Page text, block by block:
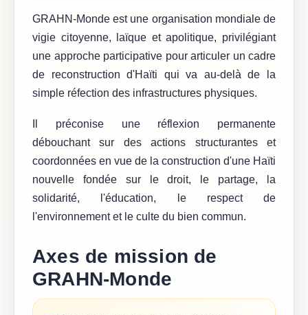
GRAHN-Monde est une organisation mondiale de
vigie citoyenne, laïque et apolitique, privilégiant
une approche participative pour articuler un cadre
de reconstruction d'Haïti qui va au-delà de la
simple réfection des infrastructures physiques.
Il préconise une réflexion permanente
débouchant sur des actions structurantes et
coordonnées en vue de la construction d'une Haïti
nouvelle fondée sur le droit, le partage, la
solidarité, l'éducation, le respect de
l'environnement et le culte du bien commun.
Axes de mission de
GRAHN-Monde